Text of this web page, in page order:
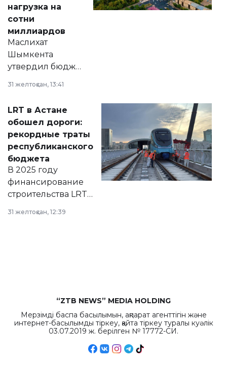
нагрузка на
сотни
миллиардов
Маслихат
Шымкента
утвердил бюджет
2028 годы.
документ
появился в базе
нормативных
правовых актов и
на сайте маслихат
города.
31 желтоқсан, 13:41
LRT в Астане
обошел дороги:
рекордные траты
республиканского
бюджета
В 2025 году
финансирование
строительства LRT
республиканского
31 желтоқсан, 12:39
“ZTB NEWS” MEDIA HOLDING
Мерзімді баспа басылымын, ақпарат агенттігін және
интернет-басылымды тіркеу, қайта тіркеу туралы куәлік
03.07.2019 ж. берілген № 17772-СИ.